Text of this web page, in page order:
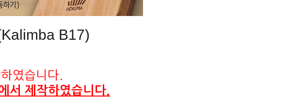
B17)
였습니다.
서 제작하였습니다.